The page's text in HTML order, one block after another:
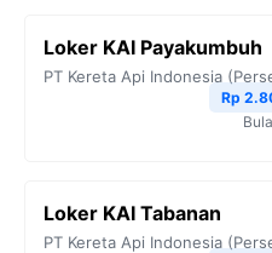
Loker KAI Payakumbuh
PT Kereta Api Indonesia
Rp
Loker KAI Tabanan
PT Kereta Api Indonesia